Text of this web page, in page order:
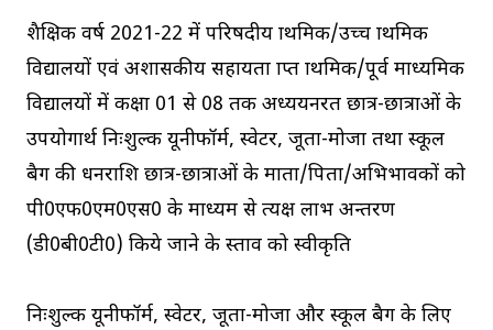
शैक्षिक वर्ष 2021-22 में परिषदीय प्राथमिक/उच्च प्राथमिक
विद्यालयों एवं अशासकीय सहायता प्राप्त प्राथमिक/पूर्व माध्यमिक
विद्यालयों में कक्षा 01 से 08 तक अध्ययनरत छात्र-छात्राओं के
उपयोगार्थ निःशुल्क यूनीफॉर्म, स्वेटर, जूता-मोजा तथा स्कूल
बैग की धनराशि छात्र-छात्राओं के माता/पिता/अभिभावकों को
पी0एफ0एम0एस0 के माध्यम से प्रत्यक्ष लाभ अन्तरण
(डी0बी0टी0) किये जाने के प्रस्ताव को स्वीकृति
निःशुल्क यूनीफॉर्म, स्वेटर, जूता-मोजा और स्कूल बैग के लिए